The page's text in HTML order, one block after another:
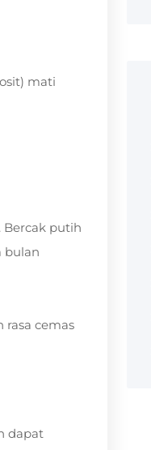
mati
Bercak putih
bulan
cemas
dapat